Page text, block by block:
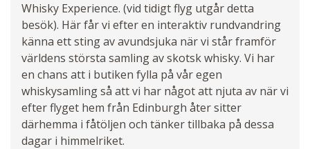
Whisky Experience. (vid tidigt flyg utgår detta
besök). Här får vi efter en interaktiv rundvandring
känna ett sting av avundsjuka när vi står framför
världens största samling av skotsk whisky. Vi har
en chans att i butiken fylla på vår egen
whiskysamling så att vi har något att njuta av när vi
efter flyget hem från Edinburgh åter sitter
därhemma i fåtöljen och tänker tillbaka på dessa
dagar i himmelriket.